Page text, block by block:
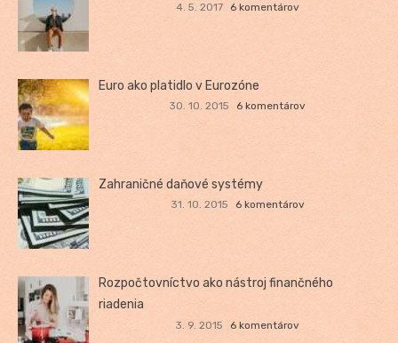
4. 5. 2017 6 komentárov
Euro ako platidlo v Eurozóne
30. 10. 2015 6 komentárov
Zahraničné daňové systémy
31. 10. 2015 6 komentárov
Rozpočtovníctvo ako nástroj finančného
riadenia
3. 9. 2015 6 komentárov